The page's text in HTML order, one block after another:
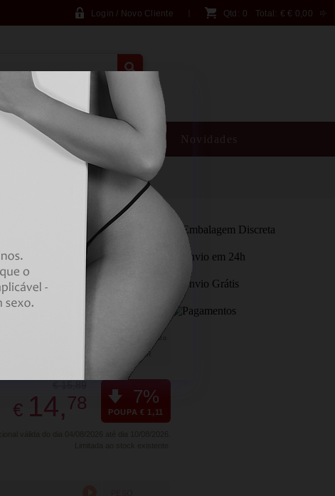
Login / Novo Cliente Qtd: 0 Total: € € 0,00
PESQUISA AVANÇADA
Brincadeiras Novidades
URETHAL
SUGERIR
€ 14, 78 7%
POUPA € 1,11